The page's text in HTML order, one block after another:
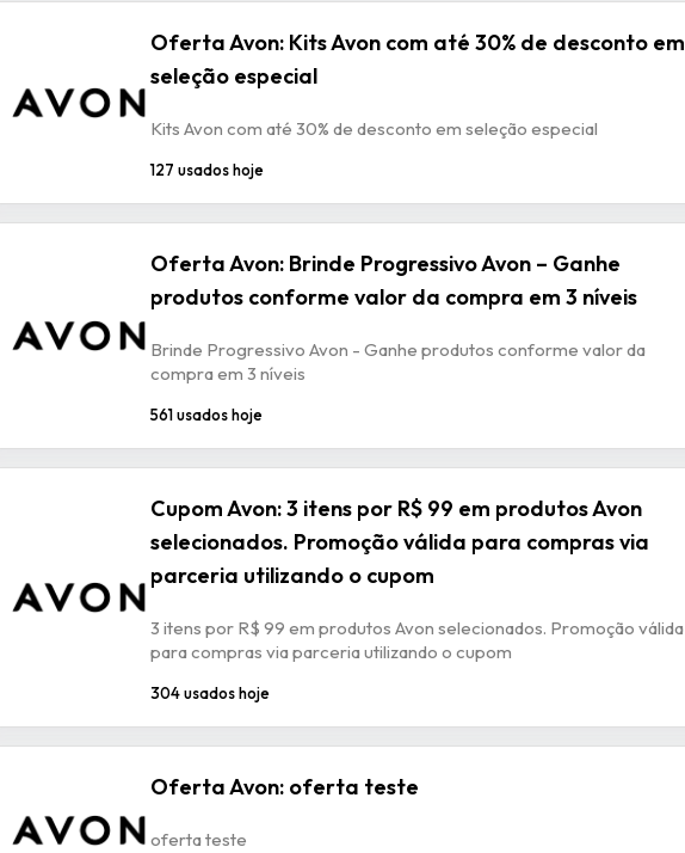
Oferta Avon: Kits Avon com até 30% de desconto em
seleção especial
Kits Avon com até 30% de desconto em seleção especial
127 usados hoje
Oferta Avon: Brinde Progressivo Avon – Ganhe
produtos conforme valor da compra em 3 níveis
Brinde Progressivo Avon - Ganhe produtos conforme valor da
compra em 3 níveis
561 usados hoje
Cupom Avon: 3 itens por R$ 99 em produtos Avon
selecionados. Promoção válida para compras via
parceria utilizando o cupom
3 itens por R$ 99 em produtos Avon selecionados. Promoção válida
para compras via parceria utilizando o cupom
304 usados hoje
Oferta Avon: oferta teste
oferta teste